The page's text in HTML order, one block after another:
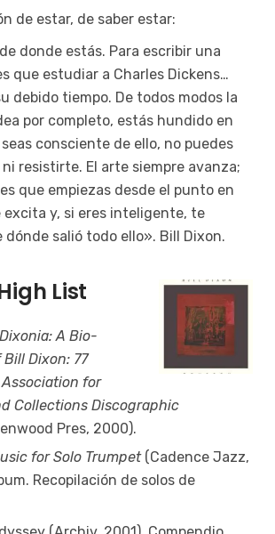
de estar, de saber estar:
donde estás. Para escribir una
que estudiar a Charles Dickens…
debido tiempo. De todos modos la
por completo, estás hundido en
consciente de ello, no puedes
resistirte. El arte siempre avanza;
que empiezas desde el punto en
excita y, si eres inteligente, te
salió todo ello». Bill Dixon.
List
Dixonia: A Bio-
Dixon: 77
for
Collections Discographic
Pres, 2000).
for Solo Trumpet(Cadence Jazz,
Recopilación de solos de